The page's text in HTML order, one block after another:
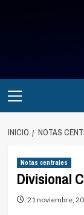
principal
INICIO NOTAS
Notas centrales
Divisional
21 noviembre,